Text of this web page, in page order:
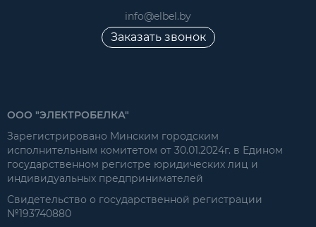
info@elbel.by
Заказать звонок
ООО "ЭЛЕКТРОБЕЛКА"
Зарегистрировано Минским городским
исполнительным комитетом от 30.01.2024г. в Едином
государственном регистре юридических лиц и
индивидуальных предпринимателей
Свидетельство о государственной регистрации
№193740880